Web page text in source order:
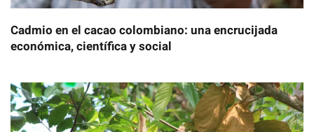
Cadmio en el cacao colombiano: una encrucijada
económica, científica y social